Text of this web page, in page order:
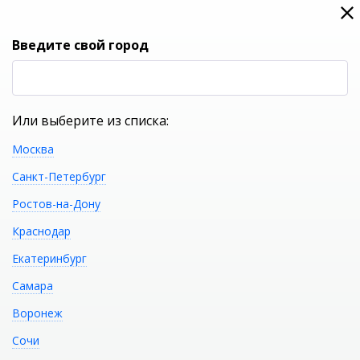
0
Крышка для писсуара
JACOB DELAFON ESCALE E6361-WP
Введите свой город
Или выберите из списка:
Москва
Санкт-Петербург
Ростов-на-Дону
Краснодар
Екатеринбург
Самара
Воронеж
Сочи